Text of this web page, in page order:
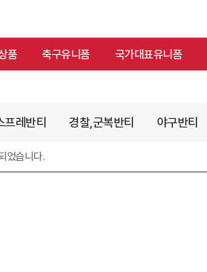
품 축구유니폼 국가대표유니폼
프레반티 경찰,군복반티 야구반티
었습니다.